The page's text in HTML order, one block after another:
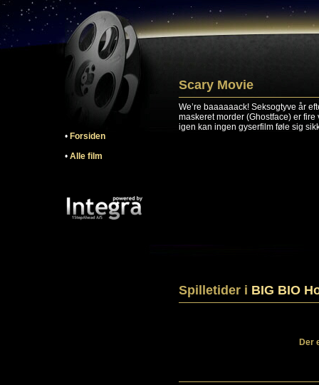
• Forsiden
• Alle film
Scary Movie
We’re baaaaaack! Seksogtyve år
maskeret morder (Ghostface) er
igen kan ingen gyserfilm føle sig
Spilletider i BIG BIO
Der